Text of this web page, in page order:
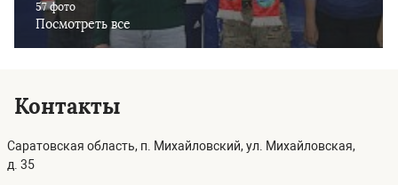
57 фото
Посмотреть все
Контакты
Саратовская область, п. Михайловский, ул. Михайловская,
д. 35